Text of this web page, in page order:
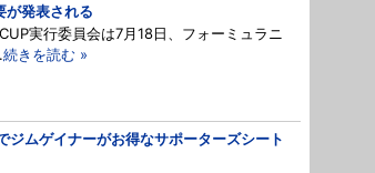
が発表される
実行委員会は7月18日、フォーミュラニ
続きを読む »
ジムゲイナーがお得なサポーターズシート